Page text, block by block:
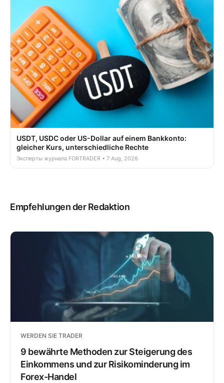
USDT, USDC oder US-Dollar auf einem Bankkonto:
gleicher Kurs, unterschiedliche Rechte
Эксперты журнала FORTRADER • 7 Aug, 2026
Empfehlungen der Redaktion
WERDEN SIE TRADER
9 bewährte Methoden zur Steigerung des
Einkommens und zur Risikominderung im
Forex-Handel